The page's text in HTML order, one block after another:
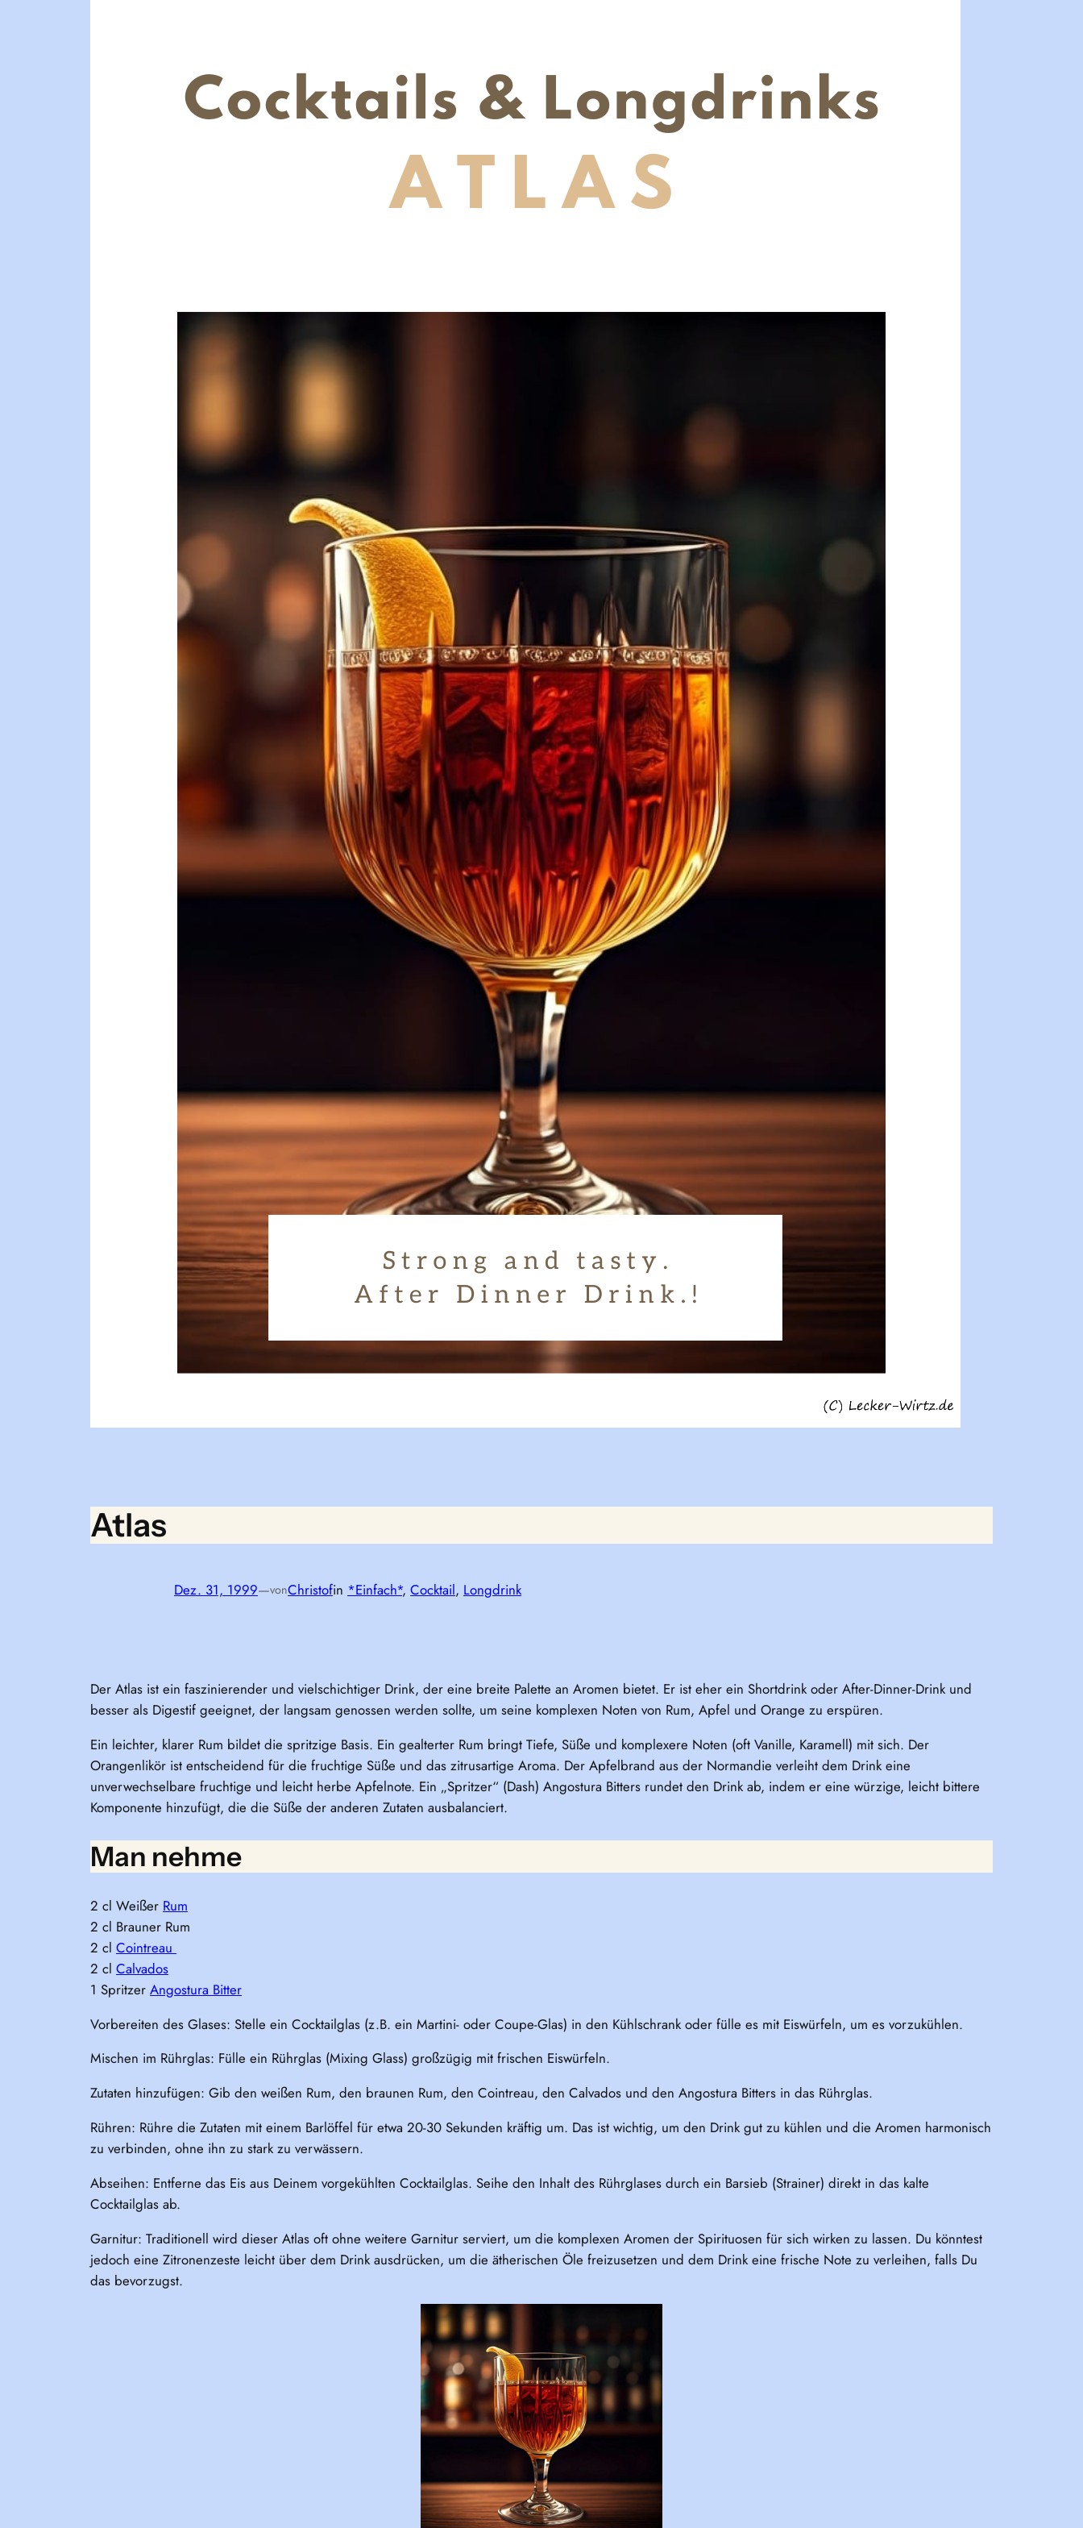
Atlas
Dez. 31, 1999—vonChristofin *Einfach*, Cocktail, Longdrink
Der Atlas ist ein faszinierender und vielschichtiger Drink, der eine breite Palette an Aromen bietet. Er ist eher ein Shortdrink oder After-Dinner-Drink und
besser als Digestif geeignet, der langsam genossen werden sollte, um seine komplexen Noten von Rum, Apfel und Orange zu erspüren.
Ein leichter, klarer Rum bildet die spritzige Basis. Ein gealterter Rum bringt Tiefe, Süße und komplexere Noten (oft Vanille, Karamell) mit sich. Der
Orangenlikör ist entscheidend für die fruchtige Süße und das zitrusartige Aroma. Der Apfelbrand aus der Normandie verleiht dem Drink eine
unverwechselbare fruchtige und leicht herbe Apfelnote. Ein „Spritzer“ (Dash) Angostura Bitters rundet den Drink ab, indem er eine würzige, leicht bittere
Komponente hinzufügt, die die Süße der anderen Zutaten ausbalanciert.
Man nehme
2 cl Weißer Rum
2 cl Brauner Rum
2 cl Cointreau
2 cl Calvados
1 Spritzer Angostura Bitter
Vorbereiten des Glases: Stelle ein Cocktailglas (z.B. ein Martini- oder Coupe-Glas) in den Kühlschrank oder fülle es mit Eiswürfeln, um es vorzukühlen.
Mischen im Rührglas: Fülle ein Rührglas (Mixing Glass) großzügig mit frischen Eiswürfeln.
Zutaten hinzufügen: Gib den weißen Rum, den braunen Rum, den Cointreau, den Calvados und den Angostura Bitters in das Rührglas.
Rühren: Rühre die Zutaten mit einem Barlöffel für etwa 20-30 Sekunden kräftig um. Das ist wichtig, um den Drink gut zu kühlen und die Aromen harmonisch
zu verbinden, ohne ihn zu stark zu verwässern.
Abseihen: Entferne das Eis aus Deinem vorgekühlten Cocktailglas. Seihe den Inhalt des Rührglases durch ein Barsieb (Strainer) direkt in das kalte
Cocktailglas ab.
Garnitur: Traditionell wird dieser Atlas oft ohne weitere Garnitur serviert, um die komplexen Aromen der Spirituosen für sich wirken zu lassen. Du könntest
jedoch eine Zitronenzeste leicht über dem Drink ausdrücken, um die ätherischen Öle freizusetzen und dem Drink eine frische Note zu verleihen, falls Du
das bevorzugst.